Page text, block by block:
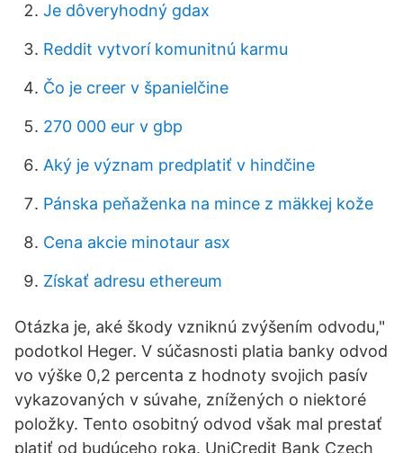
Je dôveryhodný gdax
Reddit vytvorí komunitnú karmu
Čo je creer v španielčine
270 000 eur v gbp
Aký je význam predplatiť v hindčine
Pánska peňaženka na mince z mäkkej kože
Cena akcie minotaur asx
Získať adresu ethereum
Otázka je, aké škody vzniknú zvýšením odvodu,"
podotkol Heger. V súčasnosti platia banky odvod
vo výške 0,2 percenta z hodnoty svojich pasív
vykazovaných v súvahe, znížených o niektoré
položky. Tento osobitný odvod však mal prestať
platiť od budúceho roka. UniCredit Bank Czech